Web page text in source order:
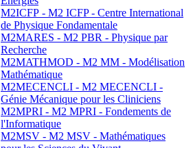
M2ICFP - M2 ICFP - Centre International
de Physique Fondamentale
M2MARES - M2 PBR - Physique par
Recherche
M2MATHMOD - M2 MM - Modélisation
Mathématique
M2MECENCLI - M2 MECENCLI -
Génie Mécanique pour les Cliniciens
M2MPRI - M2 MPRI - Fondements de
l'Informatique
M2MSV - M2 MSV - Mathématiques